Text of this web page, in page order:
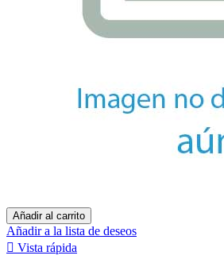
Añadir al carrito
Añadir a la lista de deseos
 Vista rápida